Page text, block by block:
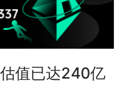
值已达240亿